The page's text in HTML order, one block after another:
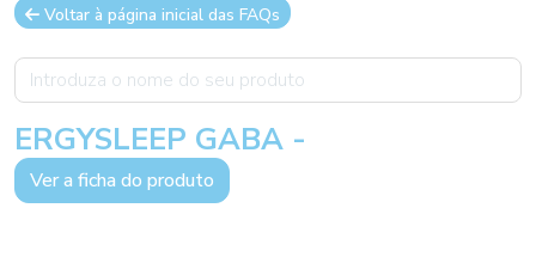
Voltar à página inicial das FAQs
ERGYSLEEP GABA -
Ver a ficha do produto